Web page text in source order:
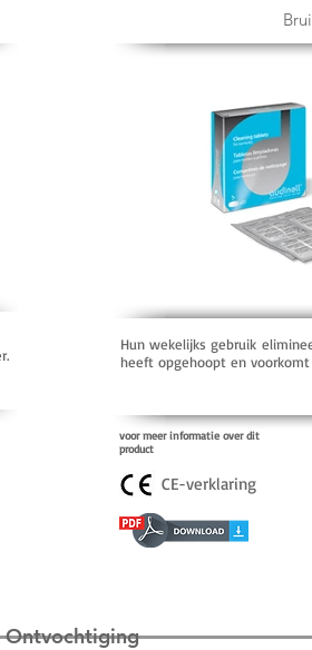
Hun wekelijks gebruik
heeft opgehoopt en
voor meer informatie over dit
product
CE-verklaring
Ontvochtiging